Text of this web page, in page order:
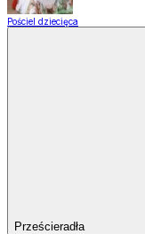
Pościel dziecięca
Prześcieradła